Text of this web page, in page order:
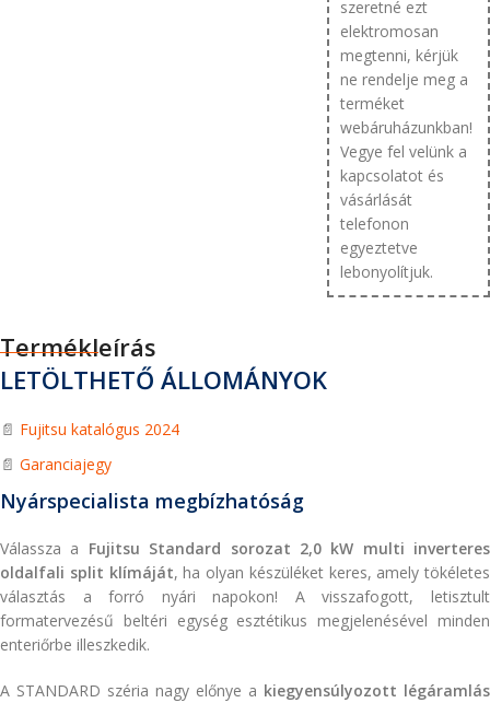
szeretné ezt
elektromosan
megtenni, kérjük
ne rendelje meg a
terméket
webáruházunkban!
Vegye fel velünk a
kapcsolatot és
vásárlását
telefonon
egyeztetve
lebonyolítjuk.
Termékleírás
LETÖLTHETŐ ÁLLOMÁNYOK
📄 Fujitsu katalógus 2024
📄 Garanciajegy
Nyárspecialista megbízhatóság
Válassza a Fujitsu Standard sorozat 2,0 kW multi inverteres
oldalfali split klímáját, ha olyan készüléket keres, amely tökéletes
választás a forró nyári napokon! A visszafogott, letisztult
formatervezésű beltéri egység esztétikus megjelenésével minden
enteriőrbe illeszkedik.
A STANDARD széria nagy előnye a kiegyensúlyozott légáramlás